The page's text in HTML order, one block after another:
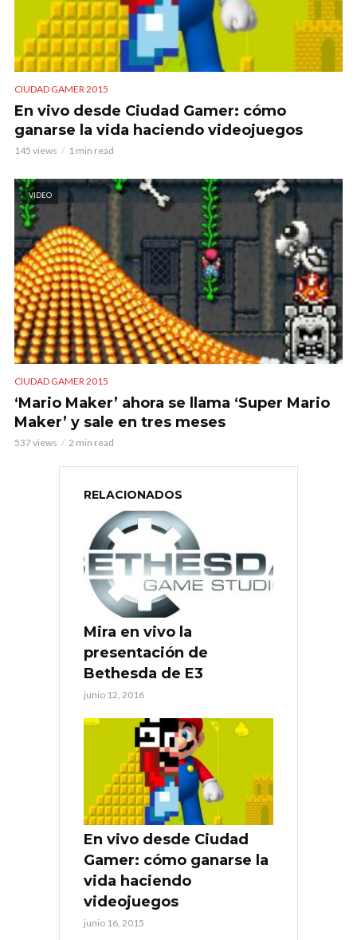
CIUDAD GAMER 2015
En vivo desde Ciudad Gamer: cómo
ganarse la vida haciendo videojuegos
145 views 1 min read
VIDEO
CIUDAD GAMER 2015
‘Mario Maker’ ahora se llama ‘Super Mario
Maker’ y sale en tres meses
537 views 2 min read
RELACIONADOS
Mira en vivo la
presentación de
Bethesda de E3
junio 12, 2016
En vivo desde Ciudad
Gamer: cómo ganarse la
vida haciendo
videojuegos
junio 16, 2015